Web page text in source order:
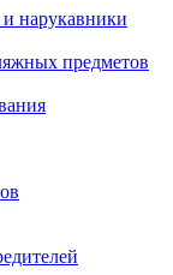
нарукавники
предметов